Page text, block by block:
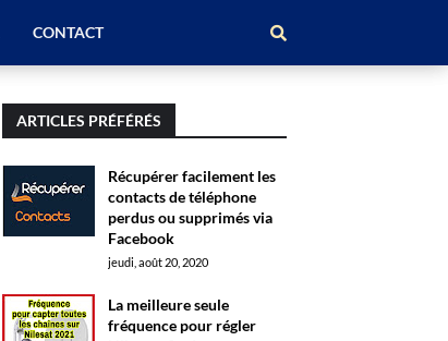
CONTACT
ARTICLES PRÉFÉRÉS
Récupérer facilement les
contacts de téléphone
perdus ou supprimés via
Facebook
jeudi, août 20, 2020
La meilleure seule
fréquence pour régler